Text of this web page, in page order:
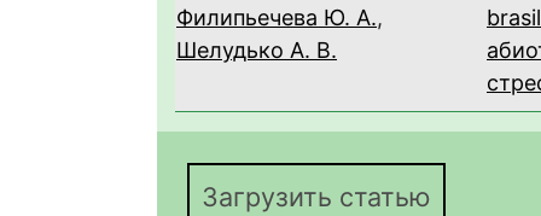
Филипьечева Ю. А.,
Шелудько А. В.
Загрузить статью